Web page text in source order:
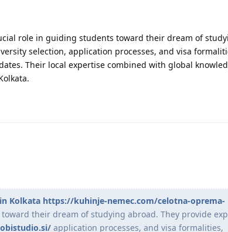
role in guiding students toward their dream of
selection, application processes, and visa
Their local expertise combined with global
Kolkata https://kuhinje-nemec.com/celotna-oprema-
their dream of studying abroad. They provide
application processes, and visa formalities,